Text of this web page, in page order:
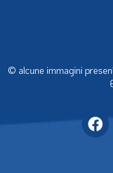
© alcune immagini